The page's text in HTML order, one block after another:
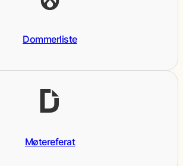
Dommerliste
Møtereferat